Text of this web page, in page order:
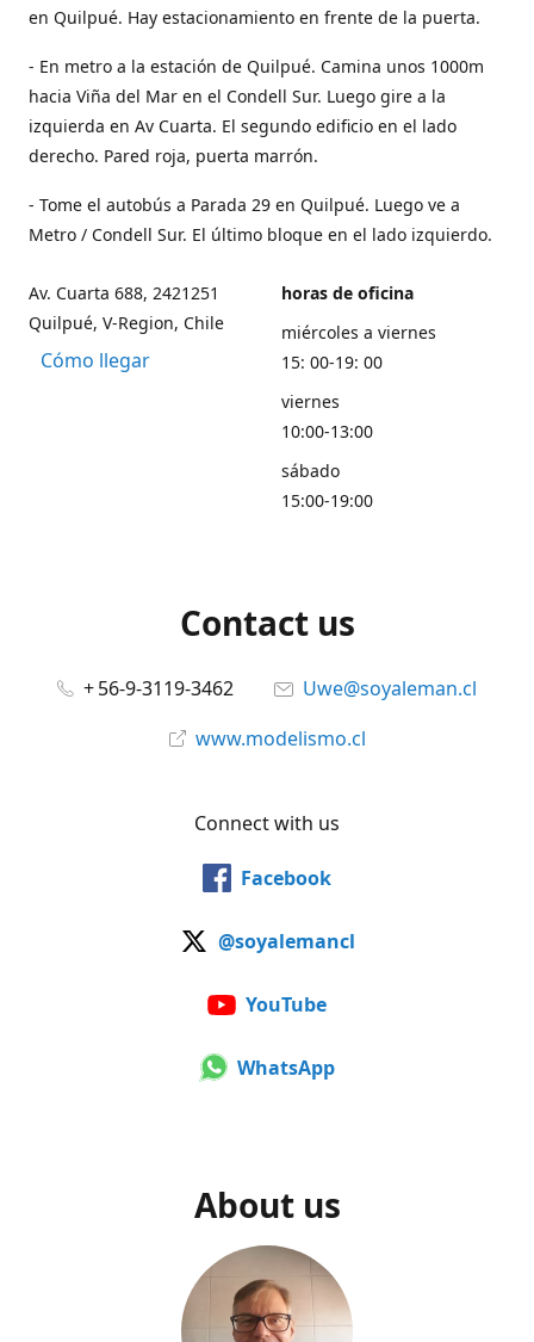
en Quilpué. Hay estacionamiento en frente de la puerta.
- En metro a la estación de Quilpué. Camina unos 1000m
hacia Viña del Mar en el Condell Sur. Luego gire a la
izquierda en Av Cuarta. El segundo edificio en el lado
derecho. Pared roja, puerta marrón.
- Tome el autobús a Parada 29 en Quilpué. Luego ve a
Metro / Condell Sur. El último bloque en el lado izquierdo.
Av. Cuarta 688, 2421251
Quilpué, V-Region, Chile
Cómo llegar
horas de oficina
miércoles a viernes
15: 00-19: 00
viernes
10:00-13:00
sábado
15:00-19:00
Contact us
+ 56-9-3119-3462
Uwe@soyaleman.cl
www.modelismo.cl
Connect with us
Facebook
@soyalemancl
YouTube
WhatsApp
About us